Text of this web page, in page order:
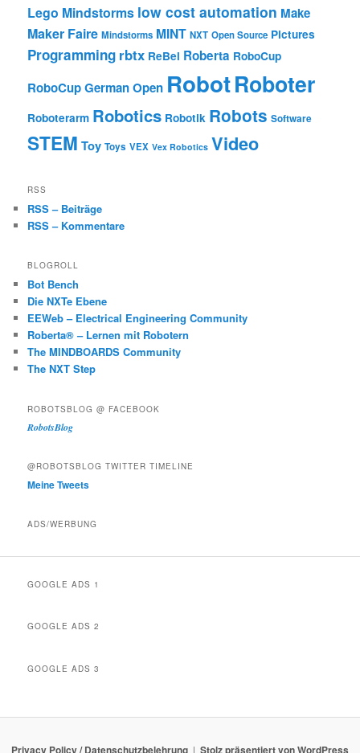
Lego Mindstorms low cost automation Make
Maker Faire Mindstorms MINT NXT Open Source Pictures
Programming rbtx ReBel Roberta RoboCup
RoboCup German Open RobotRoboter
Roboterarm Robotics Robotik Robots Software
STEM Toy Toys VEX Vex Robotics Video
RSS
RSS – Beiträge
RSS – Kommentare
BLOGROLL
Bot Bench
Die NXTe Ebene
EEWeb – Electrical Engineering Community
Roberta® – Lernen mit Robotern
The MINDBOARDS Community
The NXT Step
ROBOTSBLOG @ FACEBOOK
RobotsBlog
@ROBOTSBLOG TWITTER TIMELINE
Meine Tweets
ADS/WERBUNG
GOOGLE ADS 1
GOOGLE ADS 2
GOOGLE ADS 3
Privacy Policy / Datenschutzbelehrung Stolz präsentiert von WordPress